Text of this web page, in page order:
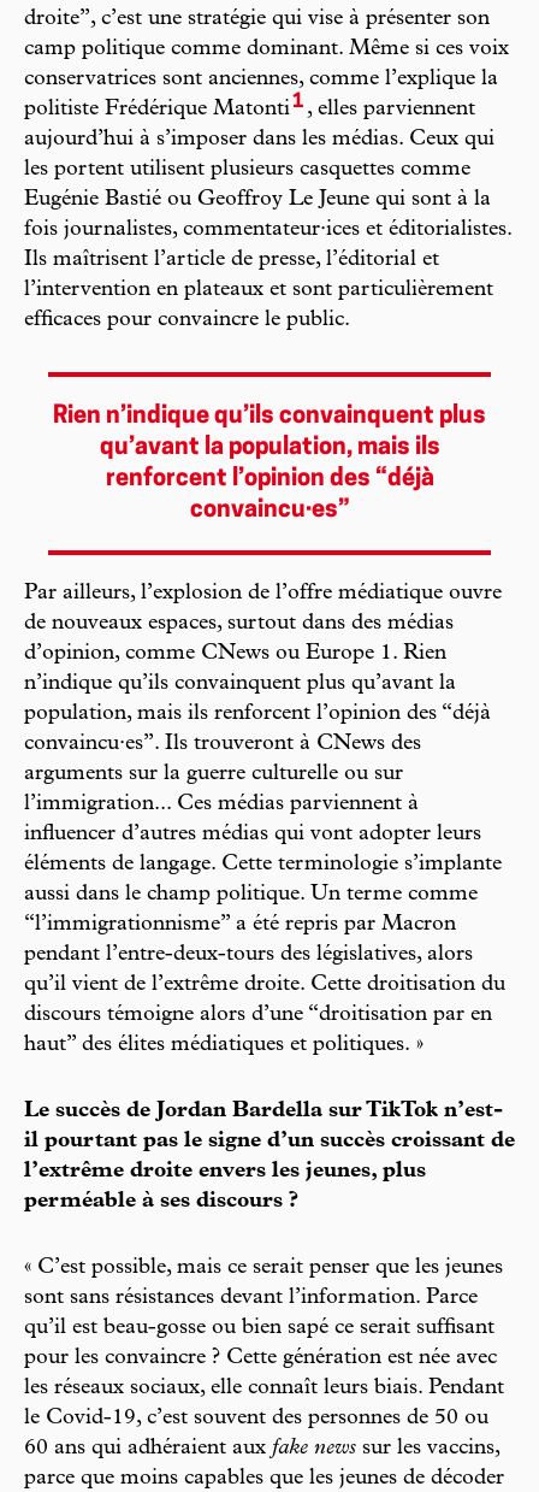
droite”, c’est une stratégie qui vise à présenter son
camp politique comme dominant. Même si ces voix
conservatrices sont anciennes, comme l’explique la
politiste Frédérique Matonti1 , elles parviennent
aujourd’hui à s’imposer dans les médias. Ceux qui
les portent utilisent plusieurs casquettes comme
Eugénie Bastié ou Geoffroy Le Jeune qui sont à la
fois journalistes, commentateur·ices et éditorialistes.
Ils maîtrisent l’article de presse, l’éditorial et
l’intervention en plateaux et sont particulièrement
efficaces pour convaincre le public.
Rien n’indique qu’ils convainquent plus
qu’avant la population, mais ils
renforcent l’opinion des “déjà
convaincu·es”
Par ailleurs, l’explosion de l’offre médiatique ouvre
de nouveaux espaces, surtout dans des médias
d’opinion, comme CNews ou Europe 1. Rien
n’indique qu’ils convainquent plus qu’avant la
population, mais ils renforcent l’opinion des “déjà
convaincu·es”. Ils trouveront à CNews des
arguments sur la guerre culturelle ou sur
l’immigration... Ces médias parviennent à
influencer d’autres médias qui vont adopter leurs
éléments de langage. Cette terminologie s’implante
aussi dans le champ politique. Un terme comme
“l’immigrationnisme” a été repris par Macron
pendant l’entre-deux-tours des législatives, alors
qu’il vient de l’extrême droite. Cette droitisation du
discours témoigne alors d’une “droitisation par en
haut” des élites médiatiques et politiques. »
Le succès de Jordan Bardella sur TikTok n’est-
il pourtant pas le signe d’un succès croissant de
l’extrême droite envers les jeunes, plus
perméable à ses discours ?
« C’est possible, mais ce serait penser que les jeunes
sont sans résistances devant l’information. Parce
qu’il est beau-gosse ou bien sapé ce serait suffisant
pour les convaincre ? Cette génération est née avec
les réseaux sociaux, elle connaît leurs biais. Pendant
le Covid-19, c’est souvent des personnes de 50 ou
60 ans qui adhéraient aux fake news sur les vaccins,
parce que moins capables que les jeunes de décoder